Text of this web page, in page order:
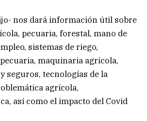
nos dará información útil sobre
pecuaria, forestal, mano de
sistemas de riego,
maquinaria agrícola,
seguros, tecnologías de la
agrícola,
así como el impacto del Covid